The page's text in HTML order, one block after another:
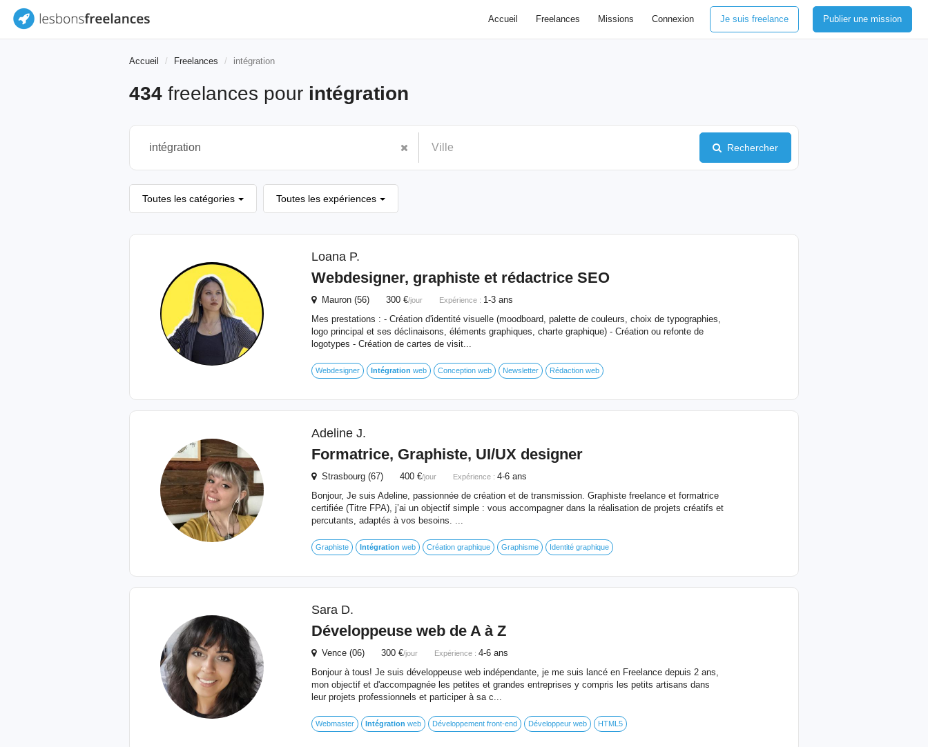
Accueil Freelances Missions Connexion Je suis freelance Publier une mission
Accueil Freelances intégration
434 freelances pour intégration
Rechercher
Toutes les catégories Toutes les expériences
Loana P.
Webdesigner, graphiste et rédactrice SEO
Mauron (56) 300 €/jour Expérience : 1-3 ans
Mes prestations : - Création d'identité visuelle (moodboard, palette de couleurs, choix de typographies,
logo principal et ses déclinaisons, éléments graphiques, charte graphique) - Création ou refonte de
logotypes - Création de cartes de visit...
Webdesigner Intégration web Conception web Newsletter Rédaction web
Adeline J.
Formatrice, Graphiste, UI/UX designer
Strasbourg (67) 400 €/jour Expérience : 4-6 ans
Bonjour, Je suis Adeline, passionnée de création et de transmission. Graphiste freelance et formatrice
certifiée (Titre FPA), j’ai un objectif simple : vous accompagner dans la réalisation de projets créatifs et
percutants, adaptés à vos besoins. ...
Graphiste Intégration web Création graphique Graphisme Identité graphique
Sara D.
Développeuse web de A à Z
Vence (06) 300 €/jour Expérience : 4-6 ans
Bonjour à tous! Je suis développeuse web indépendante, je me suis lancé en Freelance depuis 2 ans,
mon objectif et d'accompagnée les petites et grandes entreprises y compris les petits artisans dans
leur projets professionnels et participer à sa c...
Webmaster Intégration web Développement front-end Développeur web HTML5